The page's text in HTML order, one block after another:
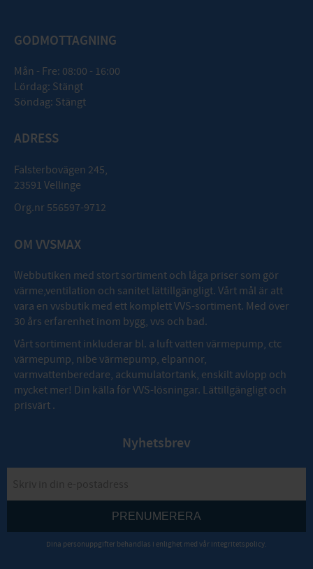
GODMOTTAGNING
Mån - Fre: 08:00 - 16:00
Lördag: Stängt
Söndag: Stängt
ADRESS
Falsterbovägen 245,
23591 Vellinge
Org.nr 556597-9712
OM VVSMAX
Webbutiken med stort sortiment och låga priser som gör
värme,ventilation och sanitet lättillgängligt. Vårt mål är att
vara en vvsbutik med ett komplett VVS-sortiment. Med över
30 års erfarenhet inom bygg, vvs och bad.
Vårt sortiment inkluderar bl. a luft vatten värmepump, ctc
värmepump, nibe värmepump, elpannor,
varmvattenberedare, ackumulatortank, enskilt avlopp och
mycket mer! Din källa för VVS-lösningar. Lättillgängligt och
prisvärt .
Nyhetsbrev
PRENUMERERA
Dina personuppgifter behandlas i enlighet med vår integritetspolicy.